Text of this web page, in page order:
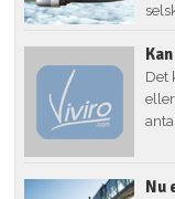
Det
Nu